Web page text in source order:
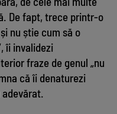
De fapt, trece printr-o
nu știe cum să o
îi invalidezi
fraze de genul „nu
că îi denaturezi